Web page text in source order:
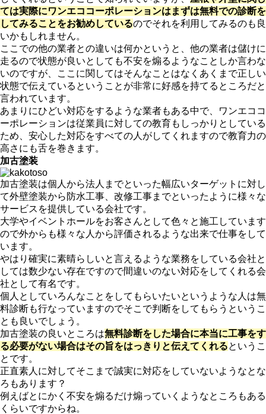
ては実際にワンエココーポレーションはまずは無料での診断を
してみることをお勧めしているのでそれを利用してみるのも良
いかもしれません。
ここでの他の業者との違いは何かというと、他の業者は儲けに
走るので状態が良いとしても不安を煽るようなことしか言わな
いのですが、ここに関してはそんなことはなくあくまで正しい
状態で伝えているということが非常に好感を持てるところだと
言われています。
あまりにひどい対応をするような業者もある中で、ワンエココ
ーポレーションは従業員に対しての教育もしっかりとしている
ため、安心した対応をすべての人がしてくれますので教育力の
高さにも舌を巻きます。
加古塗装
加古塗装は個人から法人までといった幅広いターゲットに対し
て外壁塗装から防水工事、改修工事までといったように様々な
サービスを提供している会社です。
大学やイベントホールをお客さんとして色々と施工しています
ので外からも様々な人から評価されるような出来で仕事をして
います。
やはり確実に素晴らしいと言えるような業務をしている会社と
しては数少ない存在ですので間違いのない対応をしてくれる会
社として有名です。
個人としていろんなことをしてもらいたいというような人は無
料診断も行なっていますのでそこで判断をしてもらうというこ
とも良いでしょう。
加古塗装の良いところは無料診断をした場合に本当に工事をす
る必要がない場合はその旨をはっきりと伝えてくれるというこ
とです。
正直素人に対してそこまで誠実に対応をしていないようなとな
ろもあります？
例えばとにかく不安を煽るだけ煽っていくようなところもある
くらいですからね。